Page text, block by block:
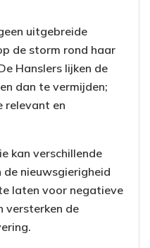
uitgebreide
de storm rond haar
Hanslers lijken de
dan te vermijden;
relevant en
kan verschillende
nieuwsgierigheid
laten voor negatieve
versterken de